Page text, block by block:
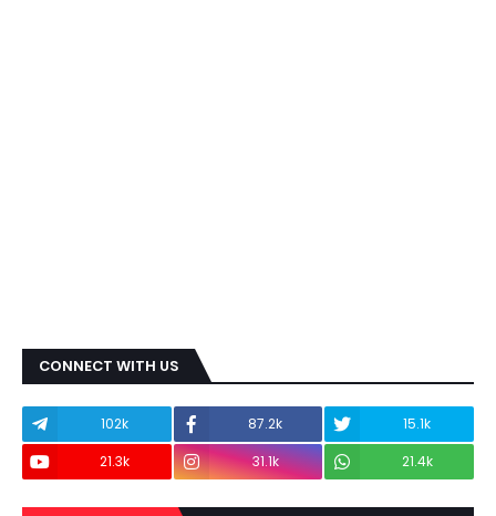
CONNECT WITH US
102k 87.2k
15.1k
21.3k
31.1k 21.4k